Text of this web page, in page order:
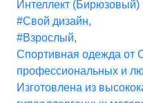
Интеллект (Бирюзовый)
#Свой дизайн,
#Взрослый,
Спортивная одежда от
профессиональных и
Изготовлена из